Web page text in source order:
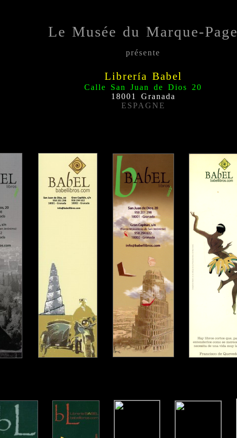
Le Musée du Marque-Page
présente
Librería Babel
Calle San Juan de Dios 20
18001 Granada
ESPAGNE